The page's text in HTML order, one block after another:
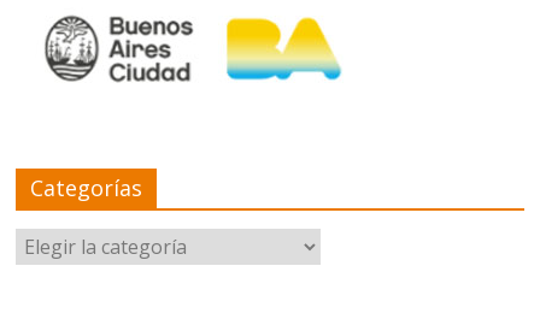
Categorías
Categorías